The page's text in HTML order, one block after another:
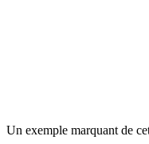
Un exemple marquant de